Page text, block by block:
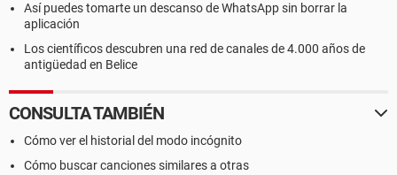
Así puedes tomarte un descanso de WhatsApp sin borrar la
aplicación
Los científicos descubren una red de canales de 4.000 años de
antigüedad en Belice
CONSULTA TAMBIÉN
Cómo ver el historial del modo incógnito
Cómo buscar canciones similares a otras